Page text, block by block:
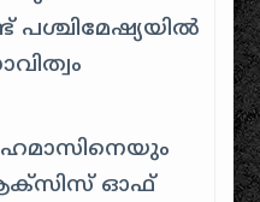
പശ്ചിമേഷ്യയിൽ
ഓഫ്